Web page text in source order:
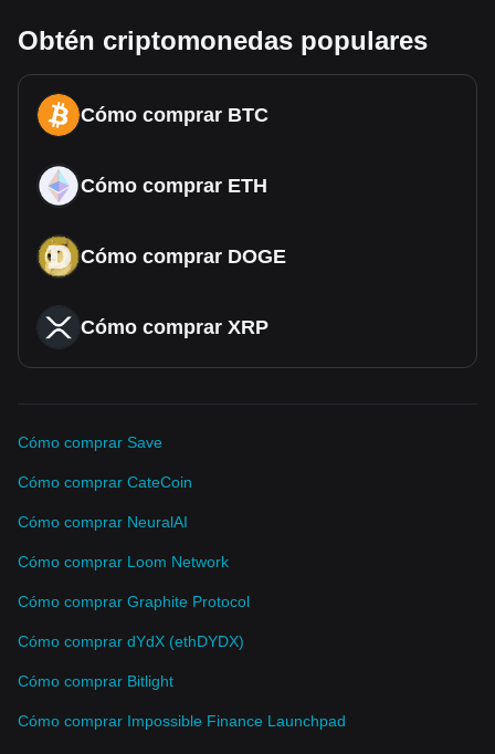
Obtén criptomonedas populares
Cómo comprar BTC
Cómo comprar ETH
Cómo comprar DOGE
Cómo comprar XRP
Cómo comprar Save
Cómo comprar CateCoin
Cómo comprar NeuralAI
Cómo comprar Loom Network
Cómo comprar Graphite Protocol
Cómo comprar dYdX (ethDYDX)
Cómo comprar Bitlight
Cómo comprar Impossible Finance Launchpad